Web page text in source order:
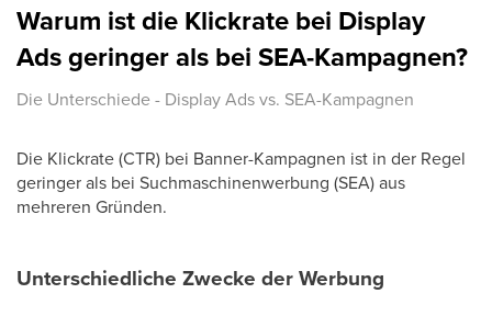
Warum ist die Klickrate bei Display
Ads geringer als bei SEA-Kampagnen?
Die Unterschiede - Display Ads vs. SEA-Kampagnen
Die Klickrate (CTR) bei Banner-Kampagnen ist in der Regel
geringer als bei Suchmaschinenwerbung (SEA) aus
mehreren Gründen.
Unterschiedliche Zwecke der Werbung